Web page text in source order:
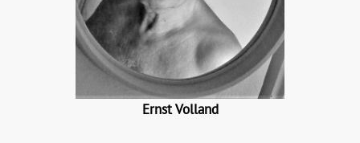
Ernst Volland